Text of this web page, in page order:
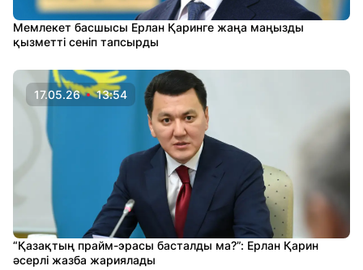
Мемлекет басшысы Ерлан Қаринге жаңа маңызды
қызметті сеніп тапсырды
17.05.26 13:54
“Қазақтың прайм-эрасы басталды ма?”: Ерлан Қарин
әсерлі жазба жариялады